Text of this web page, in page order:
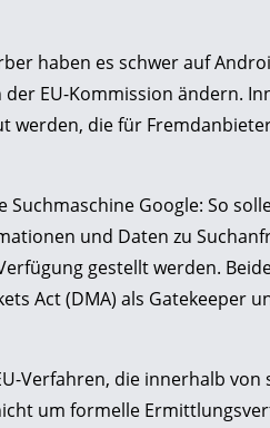
haben es schwer auf
der EU-Kommission ändern.
werden, die für
Google: So
und Daten zu
gestellt werden.
Act (DMA) als Gatekeeper
Verfahren, die innerhalb
um formelle